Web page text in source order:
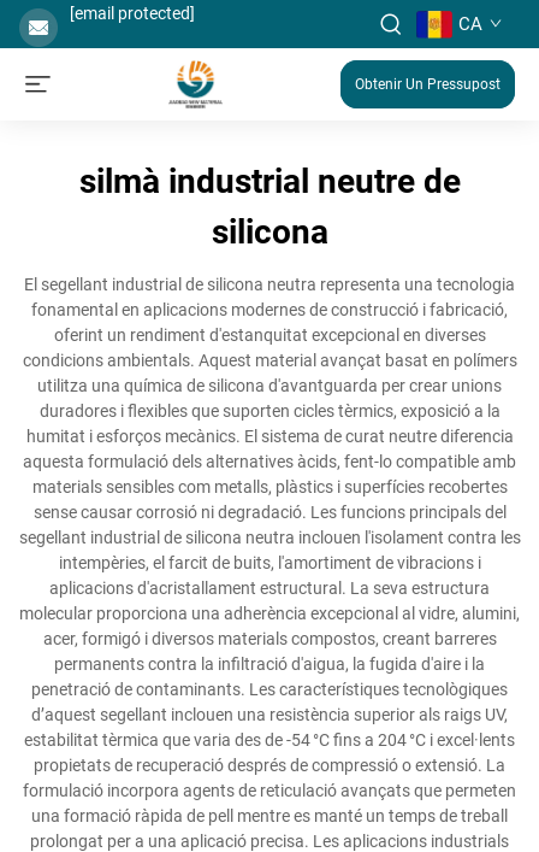
[email protected] CA
Obtenir Un Pressupost
silmà industrial neutre de
silicona
El segellant industrial de silicona neutra representa una tecnologia
fonamental en aplicacions modernes de construcció i fabricació,
oferint un rendiment d'estanquitat excepcional en diverses
condicions ambientals. Aquest material avançat basat en polímers
utilitza una química de silicona d'avantguarda per crear unions
duradores i flexibles que suporten cicles tèrmics, exposició a la
humitat i esforços mecànics. El sistema de curat neutre diferencia
aquesta formulació dels alternatives àcids, fent-lo compatible amb
materials sensibles com metalls, plàstics i superfícies recobertes
sense causar corrosió ni degradació. Les funcions principals del
segellant industrial de silicona neutra inclouen l'isolament contra les
intempèries, el farcit de buits, l'amortiment de vibracions i
aplicacions d'acristallament estructural. La seva estructura
molecular proporciona una adherència excepcional al vidre, alumini,
acer, formigó i diversos materials compostos, creant barreres
permanents contra la infiltració d'aigua, la fugida d'aire i la
penetració de contaminants. Les característiques tecnològiques
d’aquest segellant inclouen una resistència superior als raigs UV,
estabilitat tèrmica que varia des de -54 °C fins a 204 °C i excel·lents
propietats de recuperació després de compressió o extensió. La
formulació incorpora agents de reticulació avançats que permeten
una formació ràpida de pell mentre es manté un temps de treball
prolongat per a una aplicació precisa. Les aplicacions industrials